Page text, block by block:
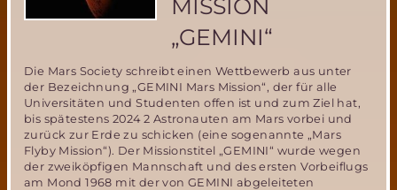
MISSION
„GEMINI“
Die Mars Society schreibt einen Wettbewerb aus unter
der Bezeichnung „GEMINI Mars Mission“, der für alle
Universitäten und Studenten offen ist und zum Ziel hat,
bis spätestens 2024 2 Astronauten am Mars vorbei und
zurück zur Erde zu schicken (eine sogenannte „Mars
Flyby Mission“). Der Missionstitel „GEMINI“ wurde wegen
der zweiköpfigen Mannschaft und des ersten Vorbeiflugs
am Mond 1968 mit der von GEMINI abgeleiteten